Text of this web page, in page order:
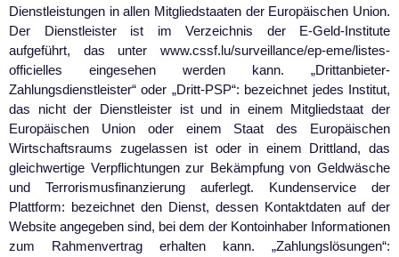
Dienstleistungen in allen Mitgliedstaaten der Europäischen Union.
Der Dienstleister ist im Verzeichnis der E-Geld-Institute
aufgeführt, das unter www.cssf.lu/surveillance/ep-eme/listes-
officielles eingesehen werden kann. „Drittanbieter-
Zahlungsdienstleister“ oder „Dritt-PSP“: bezeichnet jedes Institut,
das nicht der Dienstleister ist und in einem Mitgliedstaat der
Europäischen Union oder einem Staat des Europäischen
Wirtschaftsraums zugelassen ist oder in einem Drittland, das
gleichwertige Verpflichtungen zur Bekämpfung von Geldwäsche
und Terrorismusfinanzierung auferlegt. Kundenservice der
Plattform: bezeichnet den Dienst, dessen Kontaktdaten auf der
Website angegeben sind, bei dem der Kontoinhaber Informationen
zum Rahmenvertrag erhalten kann. „Zahlungslösungen“: